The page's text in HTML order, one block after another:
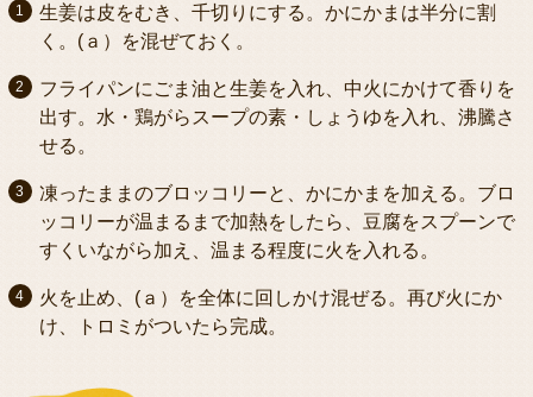
生姜は皮をむき、千切りにする。かにかまは半分に割
く。(ａ）を混ぜておく。
フライパンにごま油と生姜を入れ、中火にかけて香りを
出す。水・鶏がらスープの素・しょうゆを入れ、沸騰さ
せる。
凍ったままのブロッコリーと、かにかまを加える。ブロ
ッコリーが温まるまで加熱をしたら、豆腐をスプーンで
すくいながら加え、温まる程度に火を入れる。
火を止め、(ａ）を全体に回しかけ混ぜる。再び火にか
け、トロミがついたら完成。